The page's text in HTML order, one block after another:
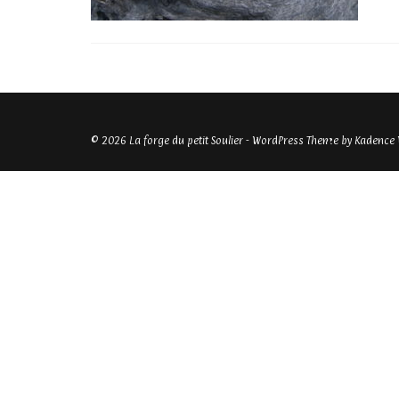
© 2026 La forge du petit Soulier - WordPress Theme by Kadence